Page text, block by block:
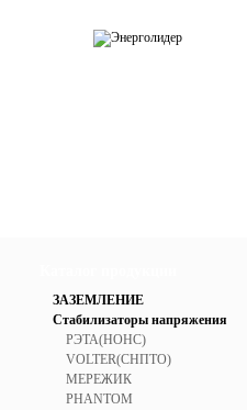
ЗАЗЕМЛЕНИЕ
Стабилизаторы напряжения
РЭТА(НОНС)
VOLTER(СНПТО)
МЕРЕЖИК
PHANTOM